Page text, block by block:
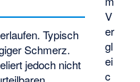
V
er
gl
ei
c
Typisch
Schmerz.
jedoch nicht